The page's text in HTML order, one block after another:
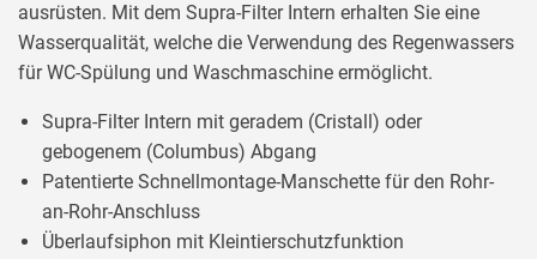
ausrüsten. Mit dem Supra-Filter Intern erhalten Sie eine
Wasserqualität, welche die Verwendung des Regenwassers
für WC-Spülung und Waschmaschine ermöglicht.
Supra-Filter Intern mit geradem (Cristall) oder
gebogenem (Columbus) Abgang
Patentierte Schnellmontage-Manschette für den Rohr-
an-Rohr-Anschluss
Überlaufsiphon mit Kleintierschutzfunktion